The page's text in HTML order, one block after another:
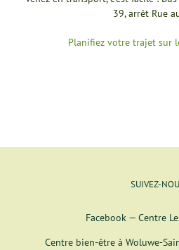
39, arrêt Rue
Planifiez votre trajet sur
SUIVEZ-
Facebook — Centre
Centre bien-être à Woluwe-